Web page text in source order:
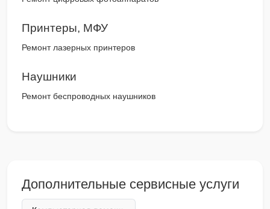
Принтеры, МФУ
Ремонт лазерных принтеров
Наушники
Ремонт беспроводных наушников
Дополнительные сервисные услуги